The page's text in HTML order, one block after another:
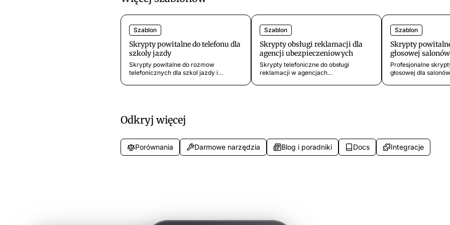
Szablon
Skrypty powitalne do telefonu dla
szkoly jazdy
Skrypty powitalne do rozmow
telefonicznych dla szkol jazdy i
Szablon
Skrypty obsługi reklamacji dla
agencji ubezpieczeniowych
Skrypty telefoniczne do obsługi
reklamacji w agencjach
Szablon
Skrypty
głosowej
Profesjonalne
głosowej dla
Odkryj więcej
Porównania Darmowe narzędzia Blog i poradniki Docs Integracje